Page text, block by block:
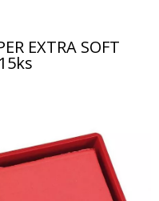
EXTRA SOFT